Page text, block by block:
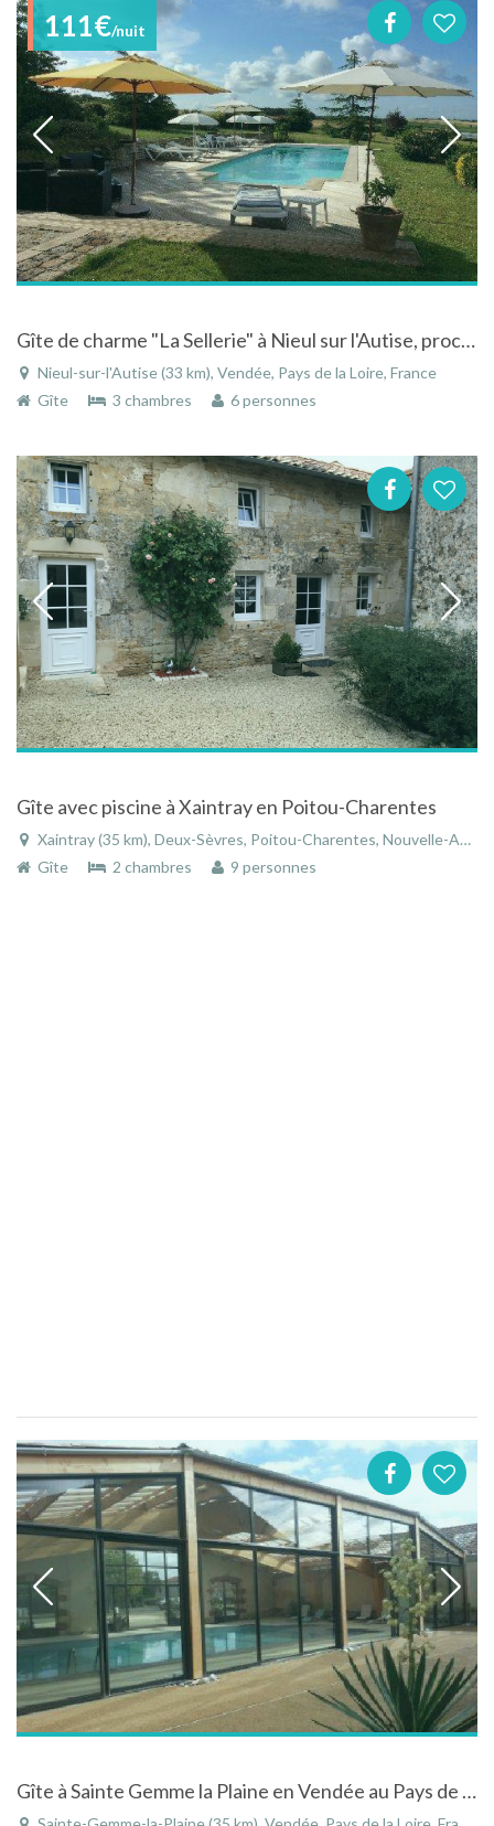
111€/nuit
Gîte de charme "La Sellerie" à Nieul sur l'Autise, proche du Marais Poitevin
Nieul-sur-l'Autise (33 km), Vendée, Pays de la Loire, France
Gîte
3 chambres 6 personnes
Gîte avec piscine à Xaintray en Poitou-Charentes
Xaintray (35 km), Deux-Sèvres, Poitou-Charentes, Nouvelle-Aquitaine, France
Gîte
2 chambres 9 personnes
Gîte à Sainte Gemme la Plaine en Vendée au Pays de Loire avec piscine couverte